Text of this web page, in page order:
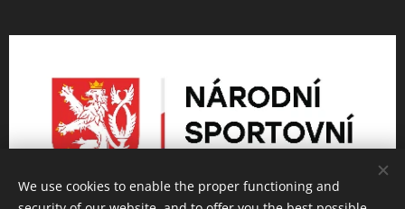
We use cookies to enable the proper functioning and